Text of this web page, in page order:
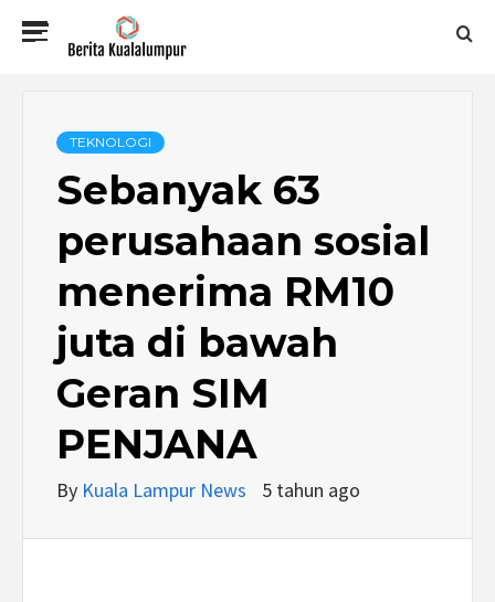
BERITA
KUALALUMPUR
TEKNOLOGI
Sebanyak 63
perusahaan sosial
menerima RM10
juta di bawah
Geran SIM
PENJANA
By Kuala Lampur News 5 tahun ago